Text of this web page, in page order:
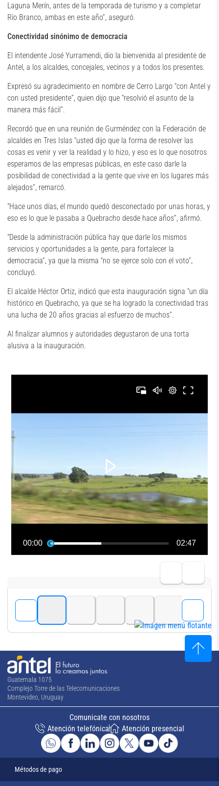
Laguna Merín, antes de la temporada de turismo y a completar
Río Branco, ambas en este año”, aseguró.
Conectividad sinónimo de democracia
El intendente José Yurramendi, dio la bienvenida al presidente de
Antel, a los alcaldes, concejales, vecinos y a todos los presentes.
Expresó su agradecimiento en nombre de Cerro Largo “con Antel y
con usted presidente”, quien dijo que “resolvió el asunto de la
manera más fácil”.
Recordó que en una reunión de Gurméndez con la Federación de
alcaldes en Tres Islas “usted dijo que la forma de resolver las
cosas es venir y ver la realidad y lo hizo, y eso es lo que nosotros
esperamos de las empresas públicas, en este caso darle la
posibilidad de conectividad a la gente que vive en los lugares más
alejados”, remarcó.
“Hace unos días, el mundo quedó desconectado por unas horas, y
eso es lo que le pasaba a Quebracho desde hace años”, afirmó.
“Desde la administración pública hay que darle los mismos
servicios y oportunidades a la gente, para fortalecer la
democracia”, ya que la misma “no se ejerce solo con el voto”,
concluyó.
El alcalde Héctor Ortiz, indicó que esta inauguración signa “un día
histórico en Quebracho, ya que se ha logrado la conectividad tras
una lucha de 20 años gracias al esfuerzo de muchos”.
Al finalizar alumnos y autoridades degustaron de una torta
alusiva a la inauguración.
Guatemala 1075
Complejo Torre de las Telecomunicaciones
Montevideo, Uruguay
Comunicate con nosotros
Atención telefónica
Atención presencial
Métodos de pago